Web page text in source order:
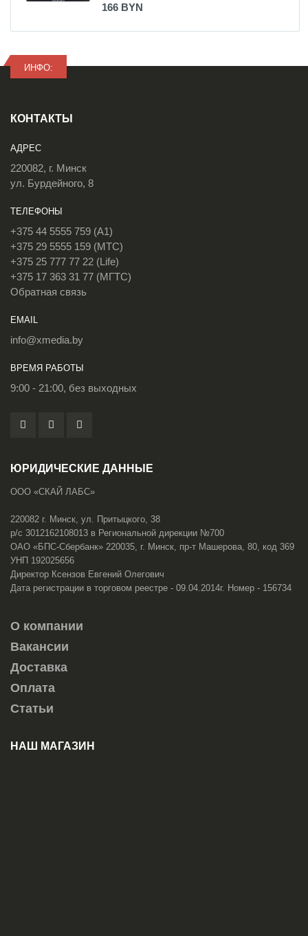
166 BYN
ИНФО:
КОНТАКТЫ
АДРЕС
220082, г. Минск
ул. Бурдейного, 8
ТЕЛЕФОНЫ
+375 44 5555 759 (A1)
+375 29 5555 159 (МТС)
+375 25 777 77 22 (Life)
+375 17 363 31 77 (МГТС)
Обратная связь
EMAIL
info@xmedia.by
ВРЕМЯ РАБОТЫ
9:00 - 21:00, без выходных
ЮРИДИЧЕСКИЕ ДАННЫЕ
ООО «СКАЙ ЛАБС»
220082 г. Минск, ул. Притыцкого, 38
р/с 3012162108013 в Региональной дирекции №700
ОАО «БПС-Сбербанк» 220035, г. Минск, пр-т Машерова, 80, код 369
УНП 192025656
Директор Ксензов Евгений Олегович
Дата регистрации в торговом реестре - 09.04.2014г. Номер - 156734
О компании
Вакансии
Доставка
Оплата
Статьи
НАШ МАГАЗИН